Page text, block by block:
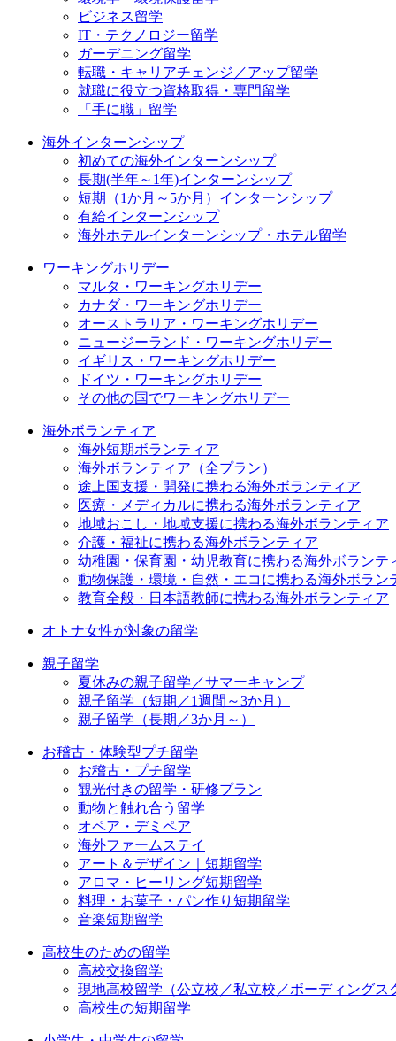
ビジネス留学
IT・テクノロジー留学
ガーデニング留学
転職・キャリアチェンジ／アップ留学
就職に役立つ資格取得・専門留学
「手に職」留学
海外インターンシップ
初めての海外インターンシップ
長期(半年～1年)インターンシップ
短期（1か月～5か月）インターンシップ
有給インターンシップ
海外ホテルインターンシップ・ホテル留学
ワーキングホリデー
マルタ・ワーキングホリデー
カナダ・ワーキングホリデー
オーストラリア・ワーキングホリデー
ニュージーランド・ワーキングホリデー
イギリス・ワーキングホリデー
ドイツ・ワーキングホリデー
その他の国でワーキングホリデー
海外ボランティア
海外短期ボランティア
海外ボランティア（全プラン）
途上国支援・開発に携わる海外ボランティア
医療・メディカルに携わる海外ボランティア
地域おこし・地域支援に携わる海外ボランティア
介護・福祉に携わる海外ボランティア
幼稚園・保育園・幼児教育に携わる海外ボランテ
動物保護・環境・自然・エコに携わる海外ボラン
教育全般・日本語教師に携わる海外ボランティア
オトナ女性が対象の留学
親子留学
夏休みの親子留学／サマーキャンプ
親子留学（短期／1週間～3か月）
親子留学（長期／3か月～）
お稽古・体験型プチ留学
お稽古・プチ留学
観光付きの留学・研修プラン
動物と触れ合う留学
オペア・デミペア
海外ファームステイ
アート＆デザイン｜短期留学
アロマ・ヒーリング短期留学
料理・お菓子・パン作り短期留学
音楽短期留学
高校生のための留学
高校交換留学
現地高校留学（公立校／私立校／ボーディングス
高校生の短期留学